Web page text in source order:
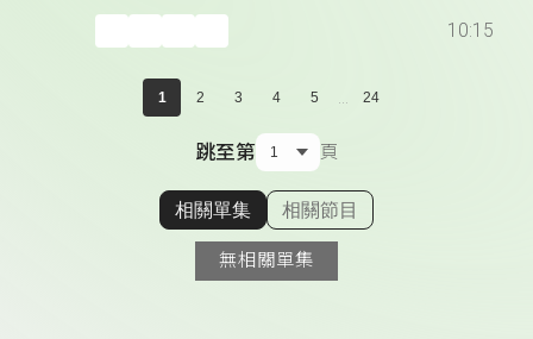
10:15
1 2 3 4 5 ... 24
跳至第 頁
顯示相關單集
相關單集 相關節目
無相關單集